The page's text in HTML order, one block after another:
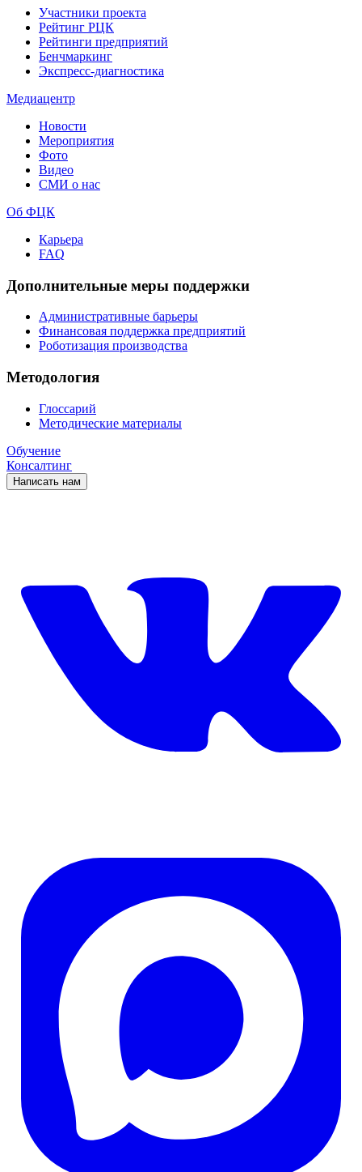
Участники проекта
Рейтинг РЦК
Рейтинги предприятий
Бенчмаркинг
Экспресс-диагностика
Медиацентр
Новости
Мероприятия
Фото
Видео
СМИ о нас
Об ФЦК
Карьера
FAQ
Дополнительные меры поддержки
Административные барьеры
Финансовая поддержка предприятий
Роботизация производства
Методология
Глоссарий
Методические материалы
Обучение
Консалтинг
Написать нам